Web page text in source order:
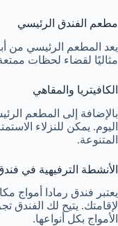
مطعم الفندق الرئيسي
يعد المطعم الرئيسي من
مثاليًا لقضاء لحظات
الكافيتريا والمقاهي
بالإضافة إلى المطعم
اليوم. يمكن للنزلاء
المتنوعة.
الأنشطة الترفيهية في
يعتبر فندق رمادا أمواج
لإقامتك. يتيح لك الفندق
الأمواج بكل أنواعها.